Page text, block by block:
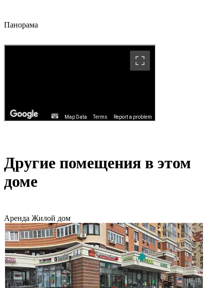
Панорама
Другие помещения в этом
доме
Аренда Жилой дом